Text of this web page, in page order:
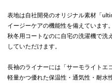
表地は自社開発のオリジナル素材「
イージーケアの機能性を備えています。
秋冬用コートなのに自宅の洗濯機で洗
していただけます。
長袖のライナーには「サーモライトエ
軽量かつ優れた保温性・通気性・耐水